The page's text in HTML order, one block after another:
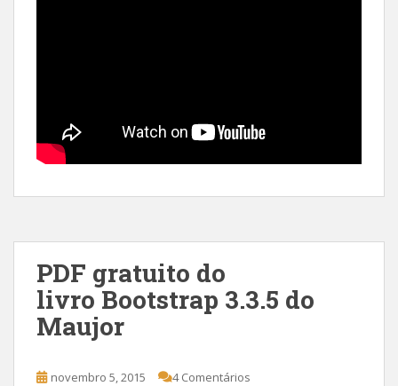
PDF gratuito do
livro Bootstrap 3.3.5 do
Maujor
novembro 5, 2015 4 Comentários